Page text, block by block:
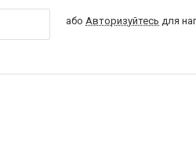
абоАвторизуйтесь для